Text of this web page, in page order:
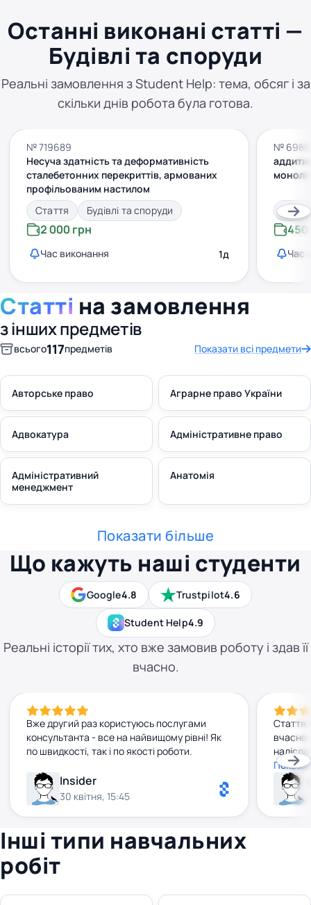
Останні виконані статті —
Будівлі та споруди
Реальні замовлення з Student Help: тема, обсяг і за
скільки днів робота була готова.
№ 719689
Несуча здатність та деформативність
сталебетонних перекриттів, армованих
профільованим настилом
Стаття
Будівлі та споруди
2 000 грн
Час виконання 1д
№
450
Час
Статті на замовлення
з інших предметів
всього117предметів Показати всі предмети
Авторське право Аграрне право України
Адвокатура Адміністративне право
Адміністративний
менеджмент
Анатомія
Показати більше
Google4.8 Trustpilot4.6
Student Help4.9
Що кажуть наші студенти
Реальні історії тих, хто вже замовив роботу і здав її
вчасно.
Вже другий раз користуюсь послугами
консультанта - все на найвищому рівні! Як
по швидкості, так і по якості роботи.
Insider
30 квітня, 15:45
Стаття
вчасно.
Інші типи навчальних
робіт